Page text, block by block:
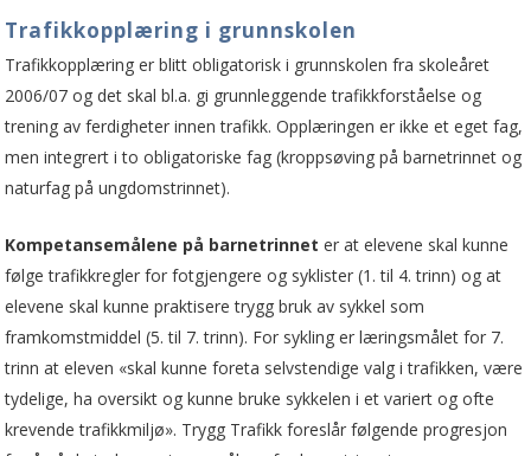
Trafikkopplæring i grunnskolen
Trafikkopplæring er blitt obligatorisk i grunnskolen fra skoleåret
2006/07 og det skal bl.a. gi grunnleggende trafikkforståelse og
trening av ferdigheter innen trafikk. Opplæringen er ikke et eget fag,
men integrert i to obligatoriske fag (kroppsøving på barnetrinnet og
naturfag på ungdomstrinnet).
Kompetansemålene på barnetrinnet er at elevene skal kunne
følge trafikkregler for fotgjengere og syklister (1. til 4. trinn) og at
elevene skal kunne praktisere trygg bruk av sykkel som
framkomstmiddel (5. til 7. trinn). For sykling er læringsmålet for 7.
trinn at eleven «skal kunne foreta selvstendige valg i trafikken, være
tydelige, ha oversikt og kunne bruke sykkelen i et variert og ofte
krevende trafikkmiljø». Trygg Trafikk foreslår følgende progresjon